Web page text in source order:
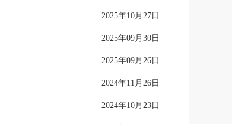
2025年10月27日
2025年09月30日
2025年09月26日
2024年11月26日
2024年10月23日